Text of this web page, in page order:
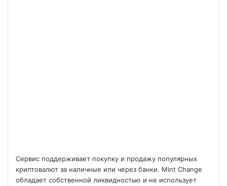
Сервис поддерживает покупку и продажу популярных
криптовалют за наличные или через банки. Mint Change
обладает собственной ликвидностью и не использует